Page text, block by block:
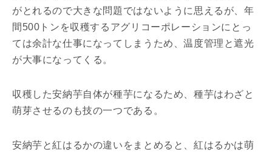
がとれるので大きな問題ではないように思えるが、年
間500トンを収穫するアグリコーポレーションにとっ
ては余計な仕事になってしまうため、温度管理と遮光
が大事になってくる。
収穫した安納芋自体が種芋になるため、種芋はわざと
萌芽させるのも技の一つである。
安納芋と紅はるかの違いをまとめると、紅はるかは萌